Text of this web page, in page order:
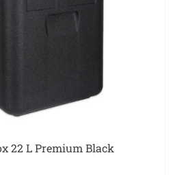
22 L Premium Black